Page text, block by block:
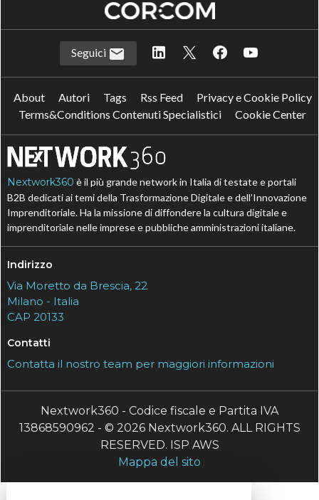
Seguici
About Autori Tags Rss Feed
Privacy e Cookie Policy
Terms&Conditions Contenuti Specialistici
Cookie Center
Nextwork360 è il più grande network in Italia di testate e portali
B2B dedicati ai temi della Trasformazione Digitale e dell’Innovazione
Imprenditoriale. Ha la missione di diffondere la cultura digitale e
imprenditoriale nelle imprese e pubbliche amministrazioni italiane.
Indirizzo
Via Moretto da Brescia, 22
Milano - Italia
CAP 20133
Contatti
Contatta il nostro team per maggiori informazioni
Nextwork360 - Codice fiscale e Partita IVA
13868590962 - © 2026 Nextwork360. ALL RIGHTS
RESERVED. ISP AWS
Mappa del sito